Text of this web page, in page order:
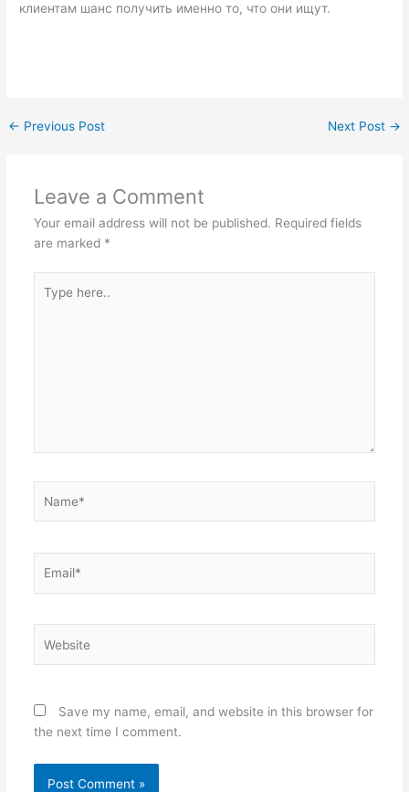
клиентам шанс получить именно то, что они ищут.
← Previous Post Next Post →
Leave a Comment
Your email address will not be published. Required fields
are marked *
here..
Save my name, email, and website in this browser for
the next time I comment.